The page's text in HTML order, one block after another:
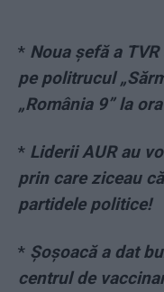
* Noua șefă a
pe politrucul
„România 9” la
* Liderii AUR au
prin care ziceau
partidele politice!
* Șoșoacă a dat
centrul de